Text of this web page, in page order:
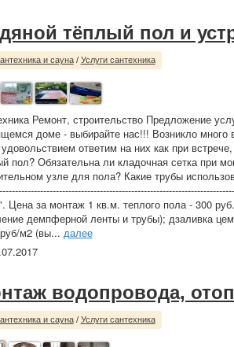
тёплый пол и
и сауна/ Услуги сантехника
Ремонт, строительство Предложение
доме - выбирайте нас!!! Возникло много
ответим на них как при
пол? Обязательна ли кладочная сетка при
узле для пола? Какие трубы
Цена за монтаж 1 кв.м. теплого пола - 300
демпферной ленты и трубы); дзаливка
м2 (вы... далее
водопровода,
и сауна/ Услуги сантехника